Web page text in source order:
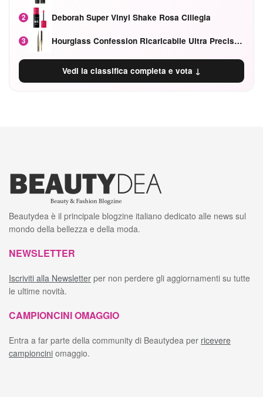
2 Deborah Super Vinyl Shake Rosa Ciliegia
3 Hourglass Confession Ricaricabile Ultra Preciso Ad Alta Intensità Secretly Classic Red
Vedi la classifica completa e vota ↓
Beautydea è il principale blogzine italiano dedicato alle news sul
mondo della bellezza e della moda.
NEWSLETTER
Iscriviti alla Newsletter per non perdere gli aggiornamenti su tutte
le ultime novità.
CAMPIONCINI OMAGGIO
Entra a far parte della community di Beautydea per ricevere
campioncini omaggio.